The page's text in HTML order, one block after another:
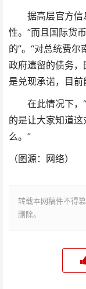
据高层官方信
性。”而且国际货
的”。“对总统费
政府遗留的债务，
是兑现承诺，目
在此情况下，
的是让大家知道
么。”
（图源：网络）
转载本网稿件不得
删除。